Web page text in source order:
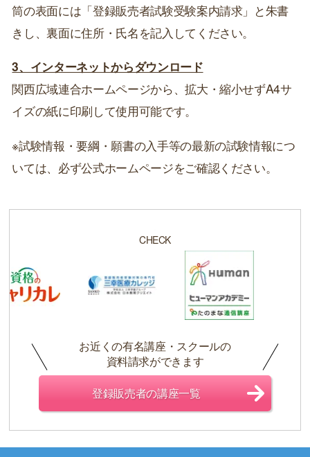
筒の表面には「登録販売者試験受験案内請求」と朱書
きし、裏面に住所・氏名を記入してください。
3、インターネットからダウンロード
関西広域連合ホームページから、拡大・縮小せずA4サ
イズの紙に印刷して使用可能です。
※試験情報・要綱・願書の入手等の最新の試験情報につ
いては、必ず公式ホームページをご確認ください。
CHECK
お近くの有名講座・スクールの
資料請求ができます
登録販売者の講座一覧